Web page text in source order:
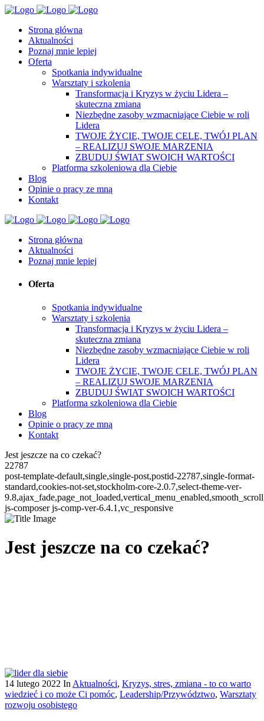
Strona główna
Aktualności
Poznaj mnie lepiej
Oferta
Spotkania indywidualne
Warsztaty i szkolenia
Transformacja i Kryzys w życiu Lidera –
skuteczna zmiana
Niezbędne zasoby wzmacniające Ciebie w roli
Lidera
TWOJE ŻYCIE, TWOJE CELE, TWÓJ PLAN
– REALIZUJ SWOJE MARZENIA
ZBUDUJ ŚWIAT SWOICH WARTOŚCI
Platforma szkoleniowa dla Ciebie
Blog
Opinie o pracy ze mną
Kontakt
Strona główna
Aktualności
Poznaj mnie lepiej
Oferta
Spotkania indywidualne
Warsztaty i szkolenia
Transformacja i Kryzys w życiu Lidera –
skuteczna zmiana
Niezbędne zasoby wzmacniające Ciebie w roli
Lidera
TWOJE ŻYCIE, TWOJE CELE, TWÓJ PLAN
– REALIZUJ SWOJE MARZENIA
ZBUDUJ ŚWIAT SWOICH WARTOŚCI
Platforma szkoleniowa dla Ciebie
Blog
Opinie o pracy ze mną
Kontakt
Jest jeszcze na co czekać?
22787
post-template-default,single,single-post,postid-22787,single-format-
standard,cookies-not-set,stockholm-core-2.0.7,select-theme-ver-
js-composer js-comp-ver-6.4.1,vc_responsive
Jest jeszcze na co czekać?
14 lutego 2022 In Aktualności, Kryzys, stres, zmiana - to co warto
wiedzieć i co może Ci pomóc, Leadership/Przywództwo, Warsztaty
rozwoju osobistego